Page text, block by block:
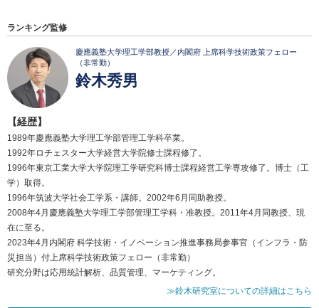
ランキング監修
慶應義塾大学理工学部教授／内閣府 上席科学技術政策フェロー
（非常勤）
鈴木秀男
【経歴】
1989年慶應義塾大学理工学部管理工学科卒業。
1992年ロチェスター大学経営大学院修士課程修了。
1996年東京工業大学大学院理工学研究科博士課程経営工学専攻修了。博士（工
学）取得。
1996年筑波大学社会工学系・講師。2002年6月同助教授。
2008年4月慶應義塾大学理工学部管理工学科・准教授。2011年4月同教授、現
在に至る。
2023年4月内閣府 科学技術・イノベーション推進事務局参事官（インフラ・防
災担当）付上席科学技術政策フェロー（非常勤）
研究分野は応用統計解析、品質管理、マーケティング。
≫鈴木研究室についての詳細はこちら